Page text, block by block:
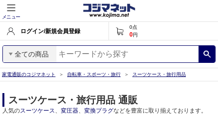
メニュー
ログイン/新規会員登録
0点
0円
全ての商品
家電通販のコジマネット 自転車・スポーツ・旅行 スーツケース・旅行用品
スーツケース・旅行用品 通販
人気のスーツケース、 変圧器、 変換プラグなどを豊富に取り揃えております。